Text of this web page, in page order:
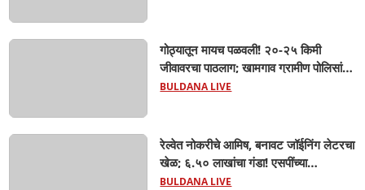
गोठ्यातून मायच पळवली! २०-२५ किमी
जीवावरचा पाठलाग; खामगाव ग्रामीण पोलिसांनी
गाय वाचवली, चोरटे मात्र अंधाराचा फायदा
BULDANA LIVE
रेल्वेत नोकरीचे आमिष, बनावट जॉईनिंग लेटरचा
खेळ; ६.५० लाखांचा गंडा! एसपींच्या
आदेशानंतर अखेर गुन्हा दाखल; आसलगावच्या
BULDANA LIVE